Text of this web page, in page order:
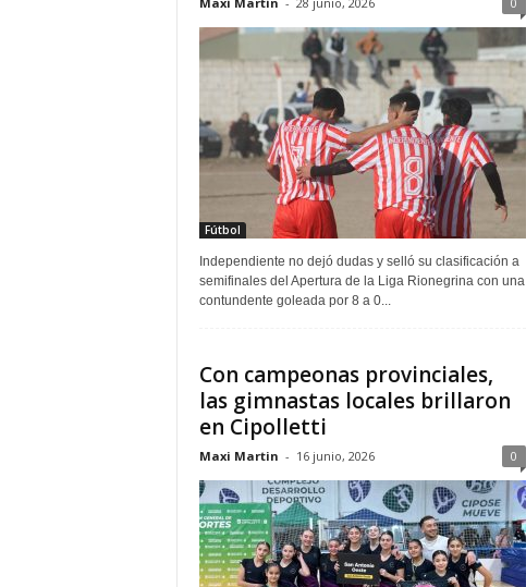
Fútbol
Independiente no dejó dudas y selló su clasificación a
semifinales del Apertura de la Liga Rionegrina con una
contundente goleada por 8 a 0...
Con campeonas provinciales,
las gimnastas locales brillaron
en Cipolletti
Maxi Martin - 16 junio, 2026 0